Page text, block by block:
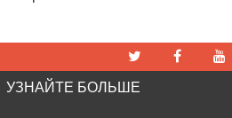
УЗНАЙТЕ БОЛЬШЕ